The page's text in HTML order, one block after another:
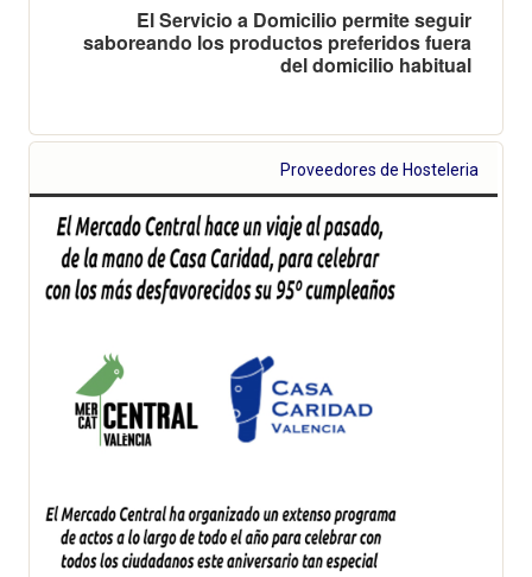
El Servicio a Domicilio permite seguir
saboreando los productos preferidos fuera
del domicilio habitual
Proveedores de Hosteleria